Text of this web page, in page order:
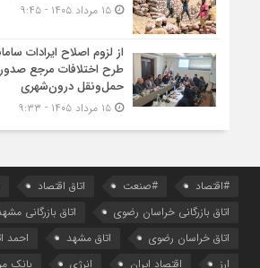
۱۵ مرداد ۱۴۰۵ - ۹:۴۵
از لزوم اصلاح ایرادات
طرح اختلافات مرجع
حمل‌ونقل درون‌شهری
۱۵ مرداد ۱۴۰۵ - ۹:۳۳
#اقتصاد #صنعت اتاق اقتصاد
اتاق بازرگانی خراسان رضوی
اتاق بازرگانی
اتاق خراسان رضوی
اتاق مشهد
احمد
ارز
اقتصاد ایران انرژی بانک